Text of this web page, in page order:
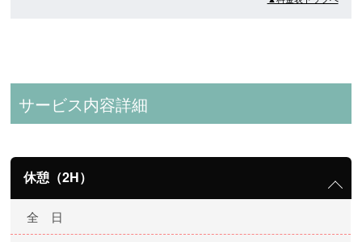
サービス内容詳細
休憩（2H）
全 日